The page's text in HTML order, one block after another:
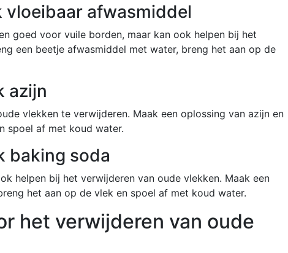
vloeibaar afwasmiddel
goed voor vuile borden, maar kan ook helpen bij het
een beetje afwasmiddel met water, breng het aan op de
azijn
vlekken te verwijderen. Maak een oplossing van azijn en
spoel af met koud water.
baking soda
helpen bij het verwijderen van oude vlekken. Maak een
het aan op de vlek en spoel af met koud water.
het verwijderen van oude